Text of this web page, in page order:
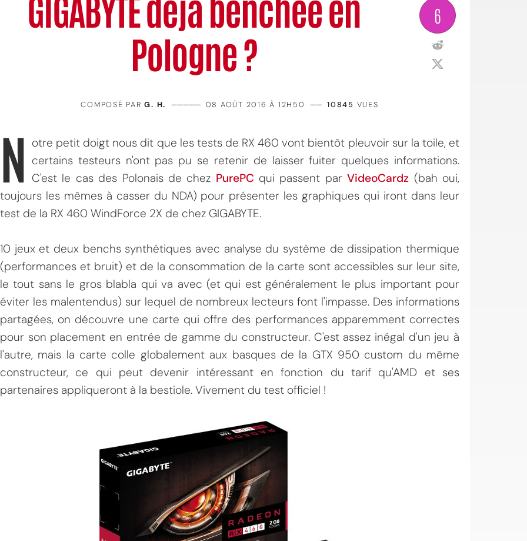
Pologne ?
6
COMPOSÉ PARG. H. ————— 08 AOÛT 2016 À 12H50 —— 10845 VUES
N otre petit doigt nous dit que les tests de RX 460 vont bientôt pleuvoir sur la toile, et
certains testeurs n'ont pas pu se retenir de laisser fuiter quelques informations.
C'est le cas des Polonais de chez PurePC qui passent parVideoCardz (bah oui,
toujours les mêmes à casser du NDA) pour présenter les graphiques qui iront dans leur
test de la RX 460 WindForce 2X de chez GIGABYTE.
10 jeux et deux benchs synthétiques avec analyse du système de dissipation thermique
(performances et bruit) et de la consommation de la carte sont accessibles sur leur site,
le tout sans le gros blabla qui va avec (et qui est généralement le plus important pour
éviter les malentendus) sur lequel de nombreux lecteurs font l'impasse. Des informations
partagées, on découvre une carte qui offre des performances apparemment correctes
pour son placement en entrée de gamme du constructeur. C'est assez inégal d'un jeu à
l'autre, mais la carte colle globalement aux basques de la GTX 950 custom du même
constructeur, ce qui peut devenir intéressant en fonction du tarif qu'AMD et ses
partenaires appliqueront à la bestiole. Vivement du test officiel !